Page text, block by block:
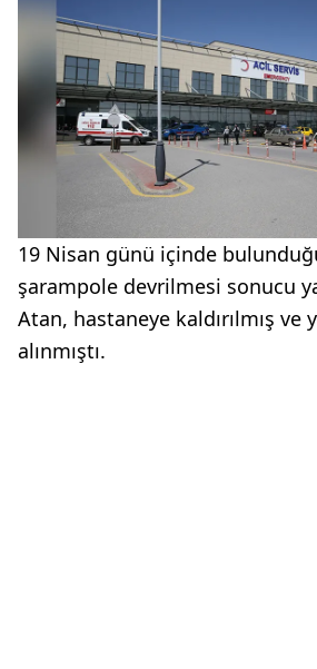
19 Nisan günü içinde
şarampole devrilmesi sonucu
Atan, hastaneye kaldırılmış ve
alınmıştı.